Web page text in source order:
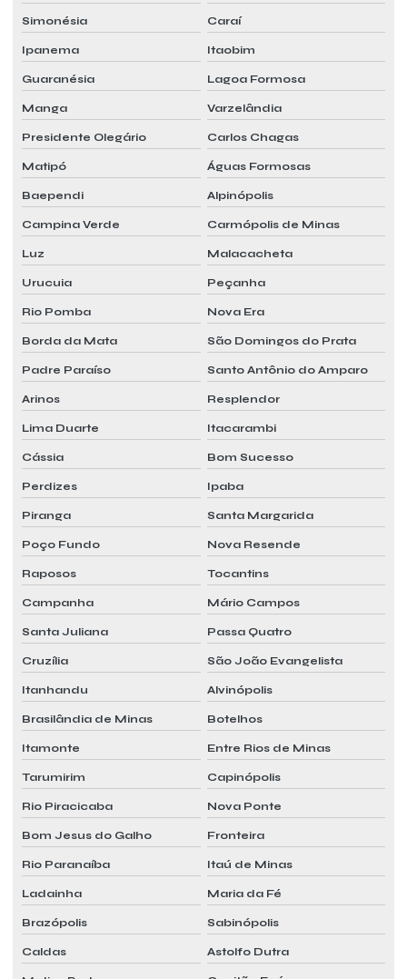
Simonésia Caraí
Ipanema Itaobim
Guaranésia Lagoa Formosa
Manga Varzelândia
Presidente Olegário Carlos Chagas
Matipó Águas Formosas
Baependi Alpinópolis
Campina Verde Carmópolis de Minas
Luz Malacacheta
Urucuia Peçanha
Rio Pomba Nova Era
Borda da Mata São Domingos do Prata
Padre Paraíso Santo Antônio do Amparo
Arinos Resplendor
Lima Duarte Itacarambi
Cássia Bom Sucesso
Perdizes Ipaba
Piranga Santa Margarida
Poço Fundo Nova Resende
Raposos Tocantins
Campanha Mário Campos
Santa Juliana Passa Quatro
Cruzília São João Evangelista
Itanhandu Alvinópolis
Brasilândia de Minas Botelhos
Itamonte Entre Rios de Minas
Tarumirim Capinópolis
Rio Piracicaba Nova Ponte
Bom Jesus do Galho Fronteira
Rio Paranaíba Itaú de Minas
Ladainha Maria da Fé
Brazópolis Sabinópolis
Caldas Astolfo Dutra